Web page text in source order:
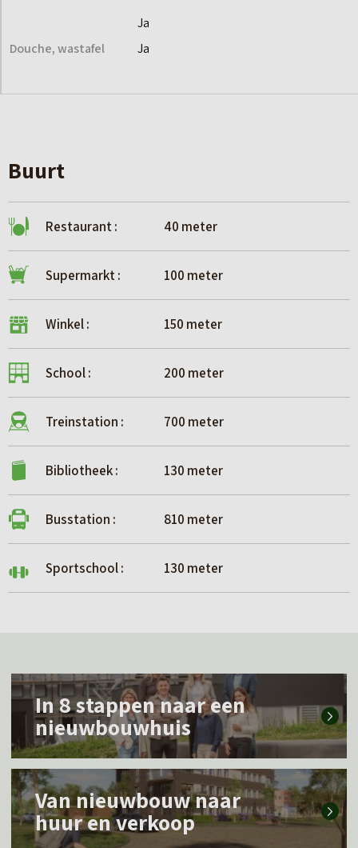
Ja
Douche, wastafel
Ja
Buurt
Restaurant : 40 meter
Supermarkt : 100 meter
Winkel : 150 meter
School : 200 meter
Treinstation : 700 meter
Bibliotheek : 130 meter
Busstation : 810 meter
Sportschool : 130 meter
L
s
m
e
In 8 stappen naar een
nieuwbouwhuis
L
e
Van nieuwbouw naar
huur en verkoop